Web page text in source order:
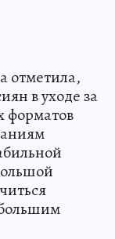
отметила,
в уходе за
форматов